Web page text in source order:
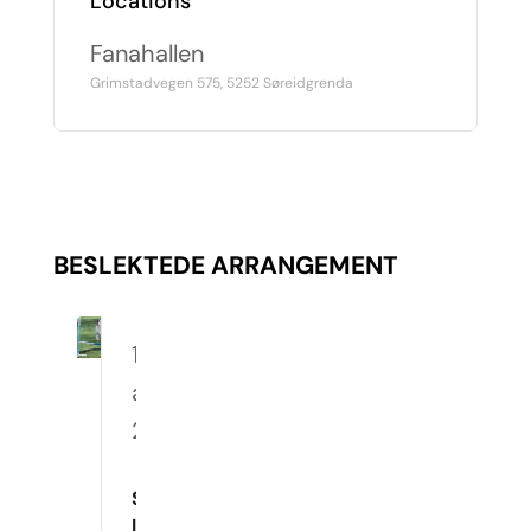
Fanahallen
Grimstadvegen 575, 5252 Søreidgrenda
BESLEKTEDE ARRANGEMENT
10.
august
2026
Spennende
Innetrening